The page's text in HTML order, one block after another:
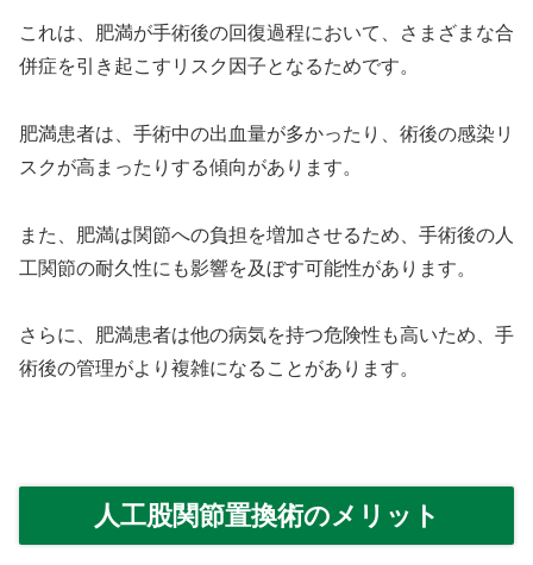
これは、肥満が手術後の回復過程において、さまざまな合
併症を引き起こすリスク因子となるためです。
肥満患者は、手術中の出血量が多かったり、術後の感染リ
スクが高まったりする傾向があります。
また、肥満は関節への負担を増加させるため、手術後の人
工関節の耐久性にも影響を及ぼす可能性があります。
さらに、肥満患者は他の病気を持つ危険性も高いため、手
術後の管理がより複雑になることがあります。
人工股関節置換術のメリット